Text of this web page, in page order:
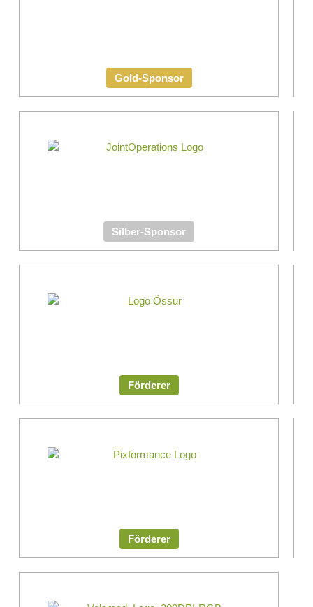
Gold-Sponsor
Silber-Sponsor
Förderer
Förderer